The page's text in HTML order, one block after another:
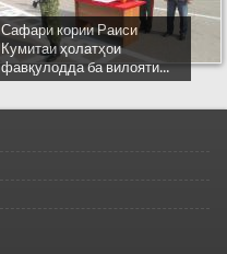
Сафари кории Раиси
Кумитаи ҳолатҳои
фавқулодда ба вилояти...